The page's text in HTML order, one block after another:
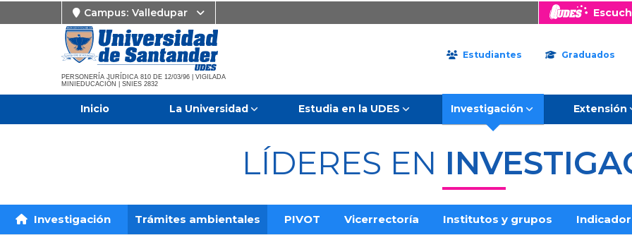
Campus: Valledupar
PERSONERÍA JURÍDICA 810 DE 12/03/96 | VIGILADA
MINIEDUCACIÓN | SNIES 2832
Estudiantes Graduados
Inicio La Universidad Estudia en la UDES Investigación Extensión
LÍDERES EN
Investigación Trámites ambientales PIVOT Vicerrectoría Institutos y grupos